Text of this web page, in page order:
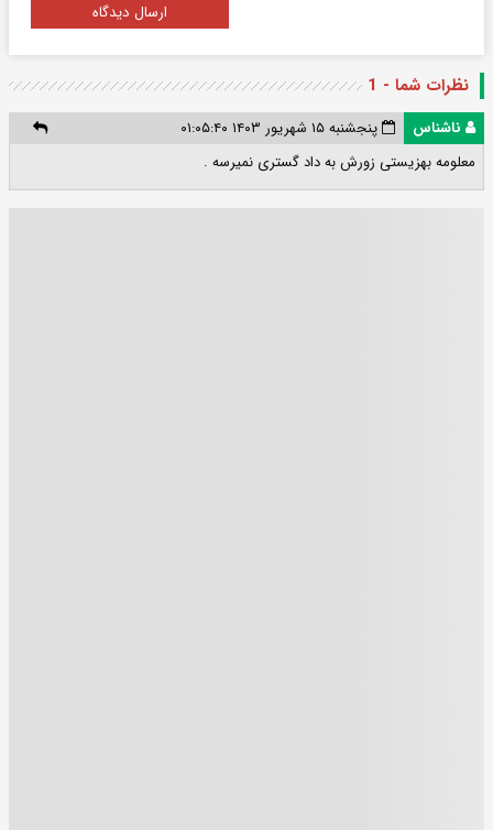
ارسال دیدگاه
نظرات شما - 1
ناشناس
پنجشنبه ۱۵ شهریور ۱۴۰۳ ۰۱:۰۵:۴۰
معلومه بهزیستی زورش به داد گستری نمیرسه .